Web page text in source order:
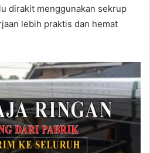
dirakit menggunakan sekrup
lebih praktis dan hemat